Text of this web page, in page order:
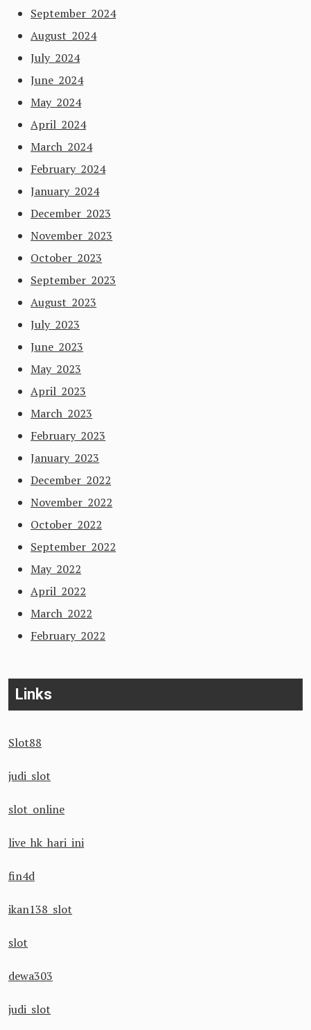
September 2024
August 2024
July 2024
June 2024
May 2024
April 2024
March 2024
February 2024
January 2024
December 2023
November 2023
October 2023
September 2023
August 2023
July 2023
June 2023
May 2023
April 2023
March 2023
February 2023
January 2023
December 2022
November 2022
October 2022
September 2022
May 2022
April 2022
March 2022
February 2022
Links
Slot88
judi slot
slot online
live hk hari ini
fin4d
ikan138 slot
slot
dewa303
judi slot